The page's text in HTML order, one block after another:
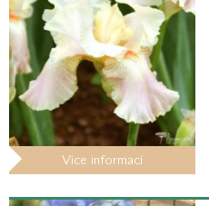
Více informací